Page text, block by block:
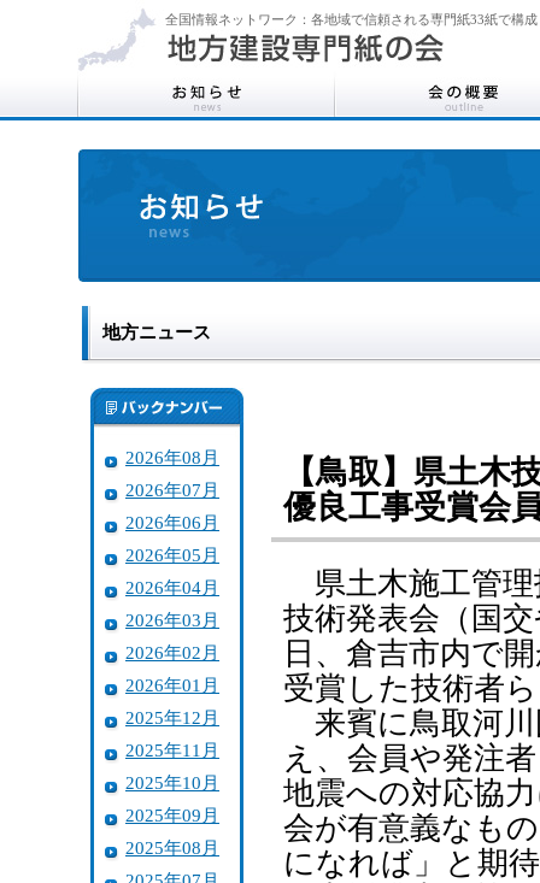
全国情報ネットワーク：各地域で信頼される専門紙33紙で構成
地方ニュース
2026年08月
2026年07月
2026年06月
2026年05月
2026年04月
2026年03月
2026年02月
2026年01月
2025年12月
2025年11月
2025年10月
2025年09月
2025年08月
【鳥取】県土
優良工事受賞会
県土木施工管理
技術発表会（国
日、倉吉市内で
受賞した技術者
来賓に鳥取河川
え、会員や発注
地震への対応協
会が有意義なも
になれば」と期